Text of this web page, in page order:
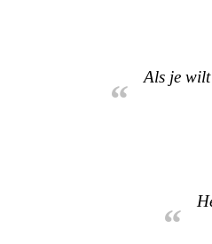
“
Als je wilt
“